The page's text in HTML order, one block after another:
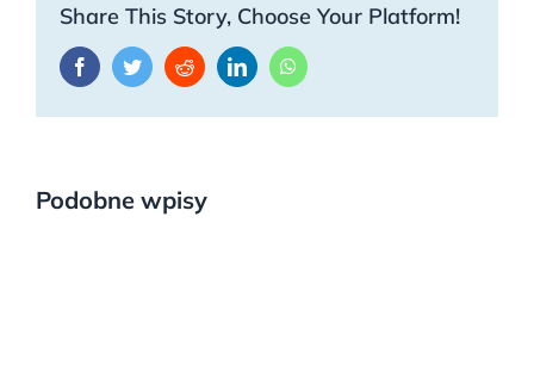
Share This Story, Choose Your Platform!
FacebookTwitterRedditLinkedInWhatsApp
Podobne wpisy